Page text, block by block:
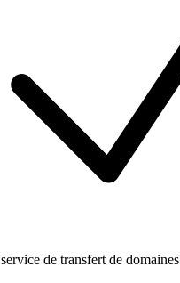
service de transfert de domaines